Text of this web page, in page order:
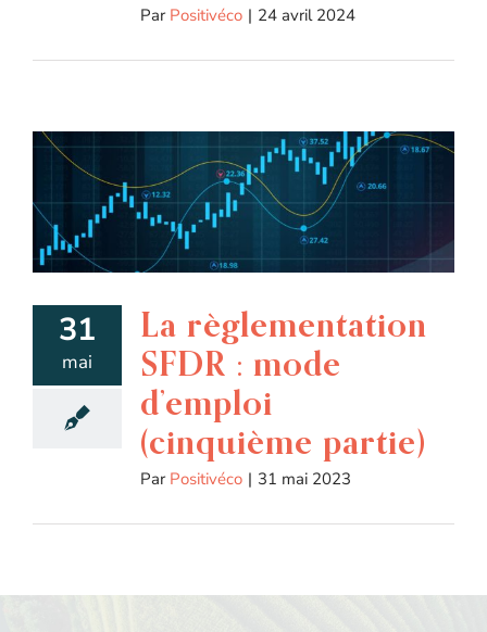
Par Positivéco | 24 avril 2024
31
mai
La règlementation
SFDR : mode
d’emploi
(cinquième partie)
Par Positivéco | 31 mai 2023